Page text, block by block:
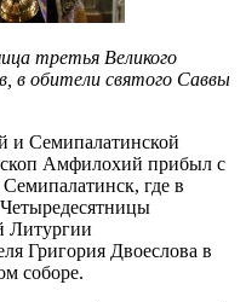
третья Великого
в обители святого Саввы
и Семипалатинской
Амфилохий прибыл с
где в
Литургии
Григория Двоеслова в
соборе.